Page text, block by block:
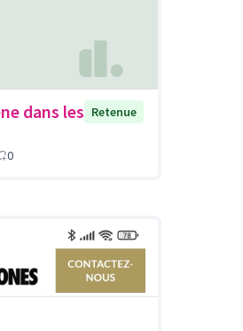
dans les Retenue
0